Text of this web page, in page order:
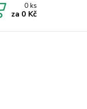
0ks
za 0 Kč